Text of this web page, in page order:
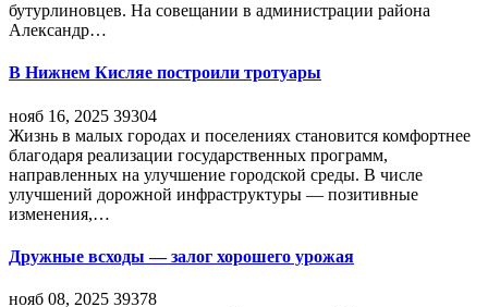
бутурлиновцев. На совещании в администрации района
Александр…
В Нижнем Кисляе построили тротуары
нояб 16, 2025 39304
Жизнь в малых городах и поселениях становится комфортнее
благодаря реализации государственных программ,
направленных на улучшение городской среды. В числе
улучшений дорожной инфраструктуры — позитивные
изменения,…
Дружные всходы — залог хорошего урожая
нояб 08, 2025 39378